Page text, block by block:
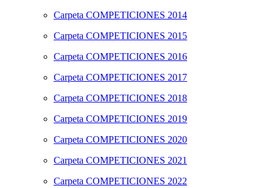
Carpeta COMPETICIONES 2014
Carpeta COMPETICIONES 2015
Carpeta COMPETICIONES 2016
Carpeta COMPETICIONES 2017
Carpeta COMPETICIONES 2018
Carpeta COMPETICIONES 2019
Carpeta COMPETICIONES 2020
Carpeta COMPETICIONES 2021
Carpeta COMPETICIONES 2022